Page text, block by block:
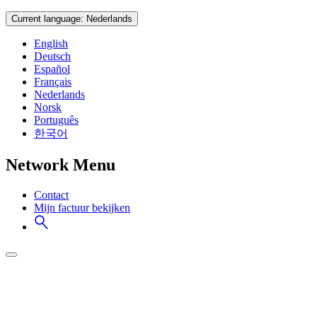
Current language: Nederlands
English
Deutsch
Español
Français
Nederlands
Norsk
Português
한국어
Network Menu
Contact
Mijn factuur bekijken